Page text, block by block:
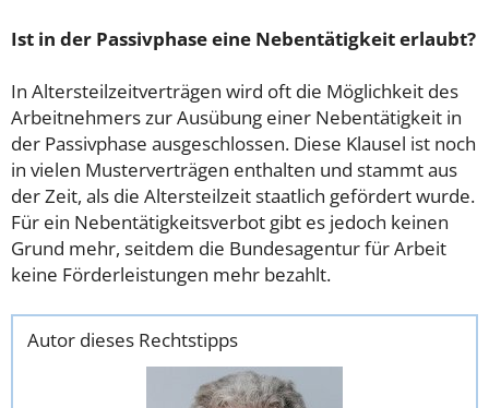
Ist in der Passivphase eine Nebentätigkeit erlaubt?
In Altersteilzeitverträgen wird oft die Möglichkeit des
Arbeitnehmers zur Ausübung einer Nebentätigkeit in
der Passivphase ausgeschlossen. Diese Klausel ist noch
in vielen Musterverträgen enthalten und stammt aus
der Zeit, als die Altersteilzeit staatlich gefördert wurde.
Für ein Nebentätigkeitsverbot gibt es jedoch keinen
Grund mehr, seitdem die Bundesagentur für Arbeit
keine Förderleistungen mehr bezahlt.
Autor dieses Rechtstipps